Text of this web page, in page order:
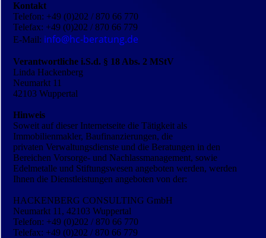
Kontakt
Telefon: +49 (0)202 / 870 66 770
Telefax: +49 (0)202 / 870 66 779
E-Mail: info@hc-beratung.de
Verantwortliche i.S.d. § 18 Abs. 2 MStV
Linda Hackenberg
Neumarkt 11
42103 Wuppertal
Hinweis
Soweit auf dieser Internetseite die Tätigkeit als
Immobilienmakler, Baufinanzierungen, die
privaten Verwaltungsdienste und die Beratungen in den
Bereichen Vorsorge- und Nachlassmanagement, sowie
Edelmetalle und Stiftungswesen angeboten werden, werden
Ihnen die Dienstleistungen angeboten von der:
HACKENBERG CONSULTING GmbH
Neumarkt 11, 42103 Wuppertal
Telefon: +49 (0)202 / 870 66 770
Telefax: +49 (0)202 / 870 66 779